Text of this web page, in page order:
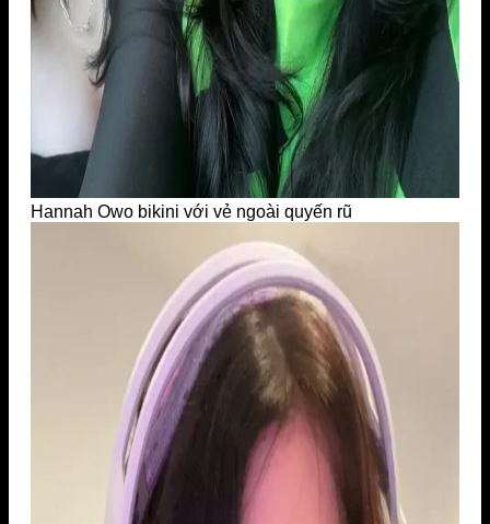
Hannah Owo bikini với vẻ ngoài quyến rũ